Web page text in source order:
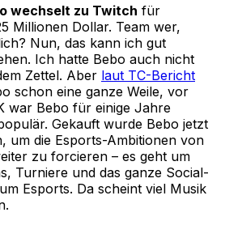
wechselt zu Twitch für
Millionen Dollar. Team wer,
Nun, das kann ich gut
Ich hatte Bebo auch nicht
Zettel. Aber laut TC-Bericht
schon eine ganze Weile, vor
war Bebo für einige Jahre
Gekauft wurde Bebo jetzt
um die Esports-Ambitionen von
zu forcieren – es geht um
Turniere und das ganze Social-
Esports. Da scheint viel Musik